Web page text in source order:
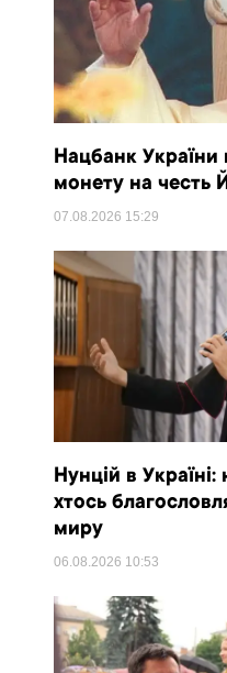
Нацбанк України
монету на честь
07.08.2026 15:29
Нунцій в
хтось
миру
06.08.2026 10:53